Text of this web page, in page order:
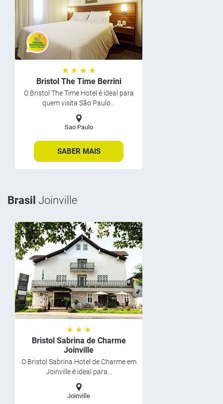
★ ★ ★ ★
Bristol The Time Berrini
O Bristol The Time Hotel é ideal para
quem visita São Paulo...
Sao Paulo
SABER MAIS
Brasil Joinville
★ ★ ★
Bristol Sabrina de Charme
Joinville
O Bristol Sabrina Hotel de Charme em
Joinville é ideal para...
Joinville